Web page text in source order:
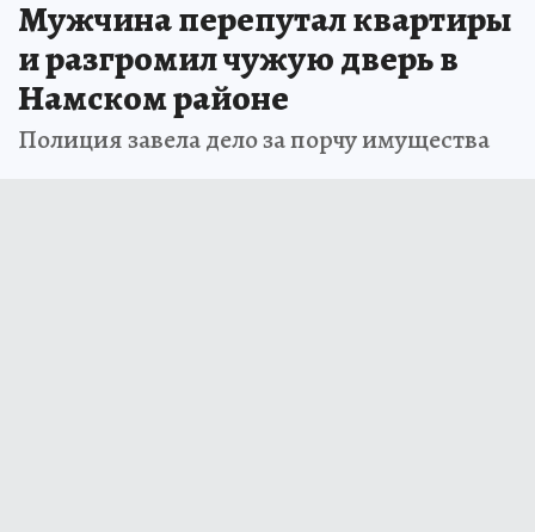
Мужчина перепутал квартиры
и разгромил чужую дверь в
Намском районе
Полиция завела дело за порчу имущества